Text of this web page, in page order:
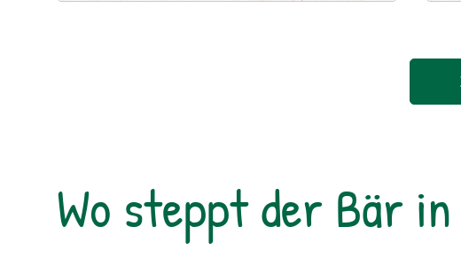
Abschluss der Tour wartet ein Blick in eine
für den Menschen unzugängliche
Naturzone. Von einem ehemaligen
Wo steppt der Bär